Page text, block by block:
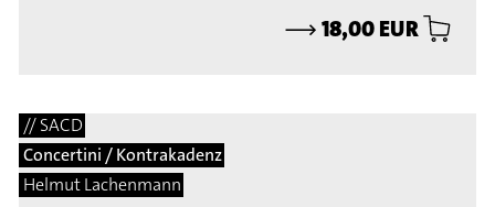
⟶18,00 EUR
// SACD
Concertini / Kontrakadenz
Helmut Lachenmann